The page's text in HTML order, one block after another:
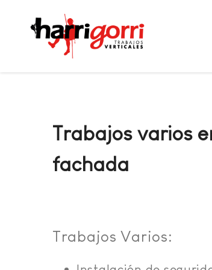
Trabajos varios
fachada
Trabajos Varios: